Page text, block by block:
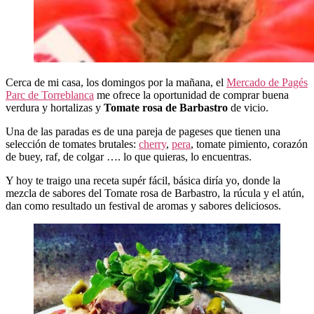
Cerca de mi casa, los domingos por la mañana, el Mercado de Pagés
Parc de Torreblanca me ofrece la oportunidad de comprar buena
verdura y hortalizas y Tomate rosa de Barbastro de vicio.
Una de las paradas es de una pareja de pageses que tienen una
selección de tomates brutales: cherry, pera, tomate pimiento, corazón
de buey, raf, de colgar …. lo que quieras, lo encuentras.
Y hoy te traigo una receta supér fácil, básica diría yo, donde la
mezcla de sabores del Tomate rosa de Barbastro, la rúcula y el atún,
dan como resultado un festival de aromas y sabores deliciosos.